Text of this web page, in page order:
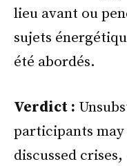
lieu avant ou
sujets
été abordés.
Verdict :
participants
discussed